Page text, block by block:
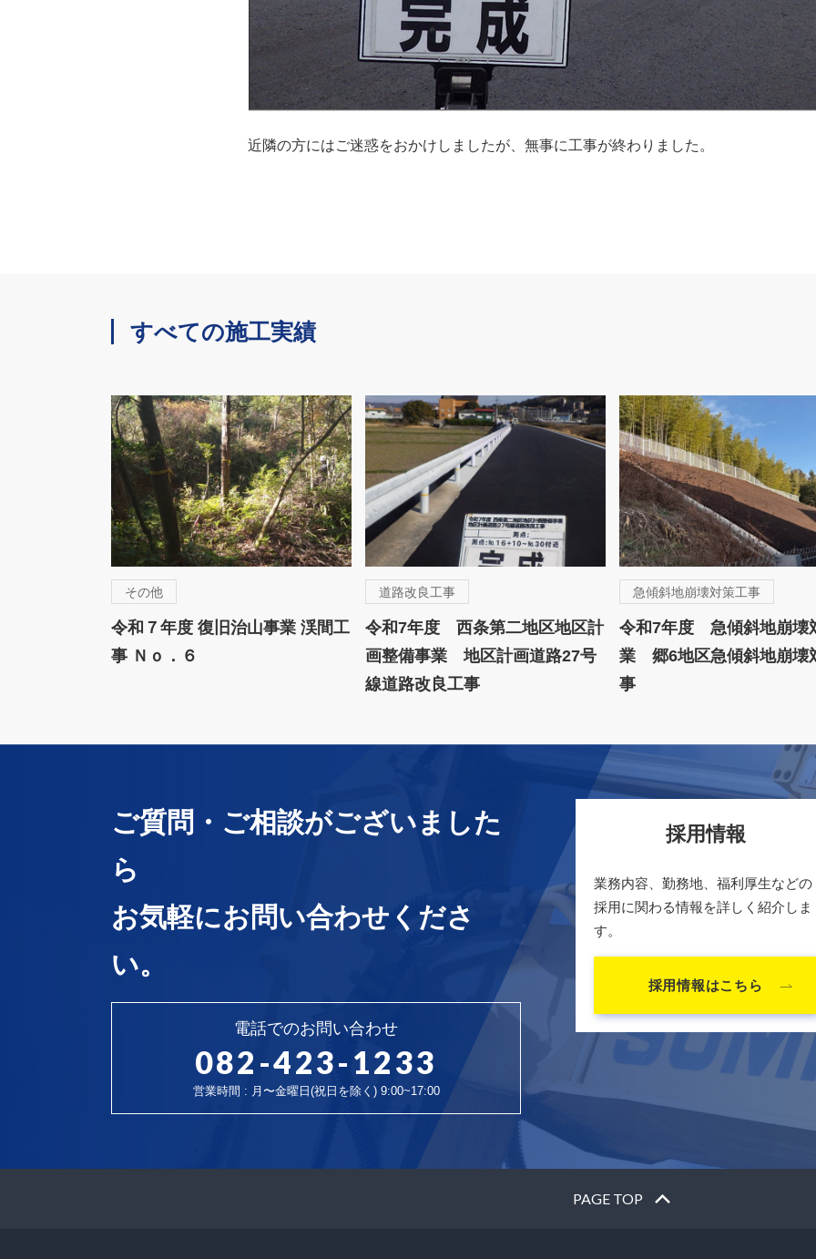
近隣の方にはご迷惑をおかけしましたが、無事に工事が終わりました。
すべての施工実績
その他
令和７年度 復旧治山事業 渓間工
事 Ｎｏ．６
道路改良工事
令和7年度 西条第二地区地区計
画整備事業 地区計画道路27号
線道路改良工事
急傾斜地崩壊対策工事
令和7年度 急傾斜地崩壊
業 郷6地区急傾斜地崩壊
事
ご質問・ご相談がございました
ら
お気軽にお問い合わせくださ
い。
電話でのお問い合わせ
082-423-1233
営業時間 : 月〜金曜日(祝日を除く) 9:00~17:00
採用情報
業務内容、勤務地、福利厚生などの
採用に関わる情報を詳しく紹介しま
す。
採用情報はこちら
PAGE TOP